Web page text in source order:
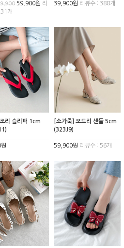
59,900원 리
개
39,900원 리뷰수 : 388개
리 슬리퍼 1cm
[소가죽] 오드리 샌들 5cm
(323J9)
59,900원 리뷰수 : 56개